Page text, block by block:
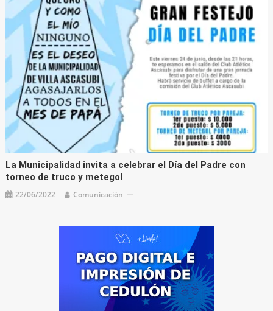
La Municipalidad invita a celebrar el Día del Padre con
torneo de truco y metegol
22/06/2022 Comunicación